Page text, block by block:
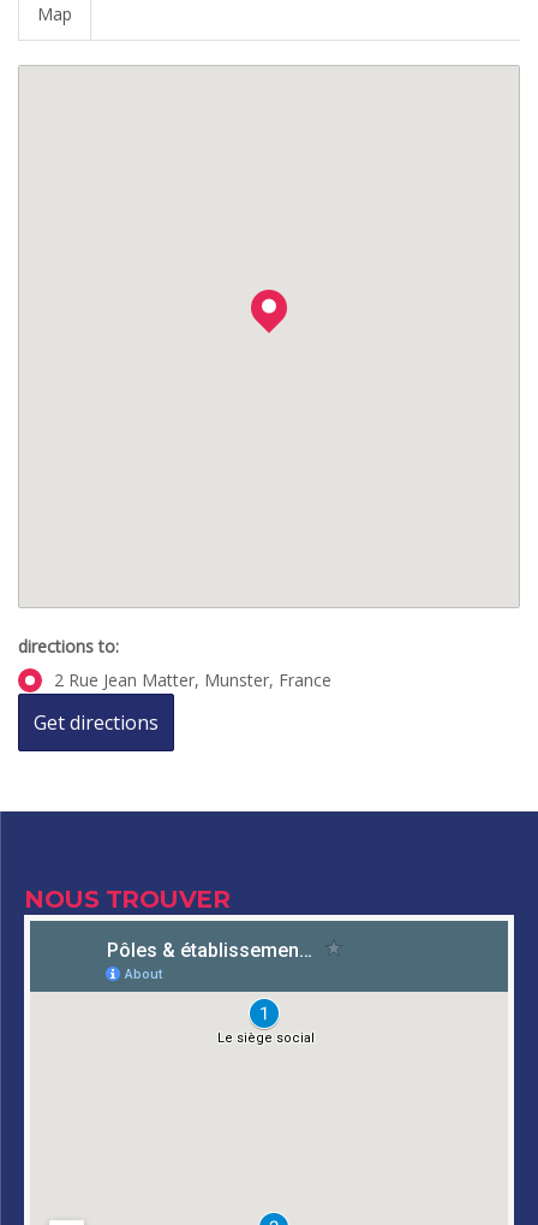
Map
directions to:
2 Rue Jean Matter, Munster, France
NOUS TROUVER